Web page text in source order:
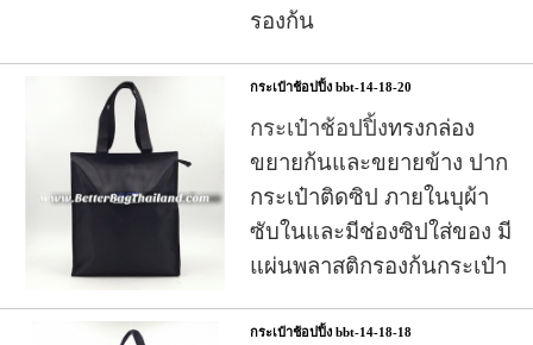
รองก้น
กระเป๋าช้อปปิ้ง bbt-14-18-20
กระเป๋าช้อปปิ้งทรงกล่อง
ขยายก้นและขยายข้าง ปาก
กระเป๋าติดซิป ภายในบุผ้า
ซับในและมีช่องซิปใส่ของ มี
แผ่นพลาสติกรองก้นกระเป๋า
กระเป๋าช้อปปิ้ง bbt-14-18-18